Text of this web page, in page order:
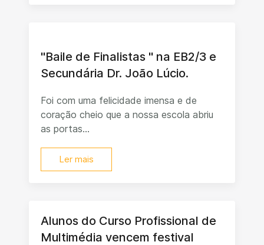
"Baile de Finalistas " na EB2/3 e
Secundária Dr. João Lúcio.
Foi com uma felicidade imensa e de
coração cheio que a nossa escola abriu
as portas...
Ler mais
Alunos do Curso Profissional de
Multimédia vencem festival